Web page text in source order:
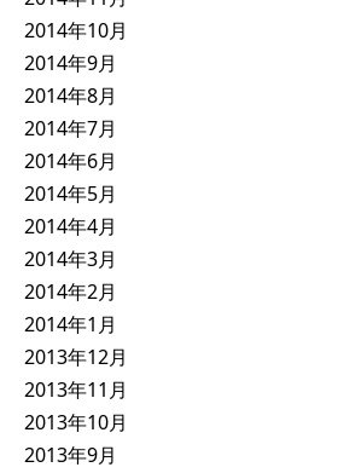
2014年10月
2014年9月
2014年8月
2014年7月
2014年6月
2014年5月
2014年4月
2014年3月
2014年2月
2014年1月
2013年12月
2013年11月
2013年10月
2013年9月